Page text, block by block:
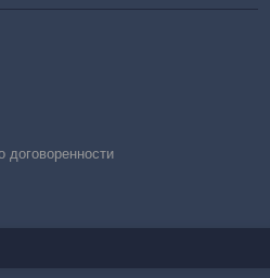
договоренности